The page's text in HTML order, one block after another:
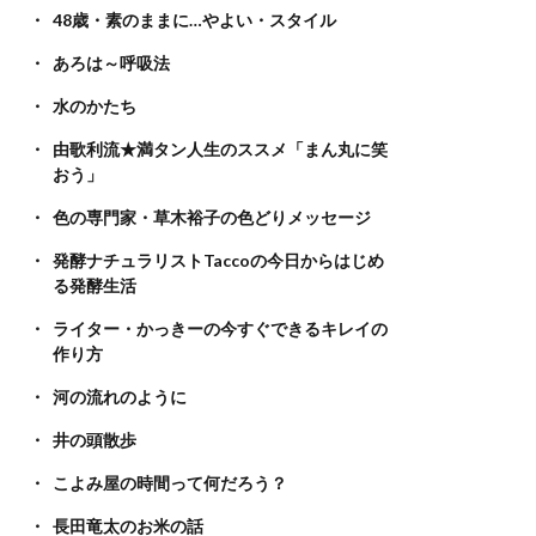
48歳・素のままに…やよい・スタイル
あろは～呼吸法
水のかたち
由歌利流★満タン人生のススメ「まん丸に笑
おう」
色の専門家・草木裕子の色どりメッセージ
発酵ナチュラリストTaccoの今日からはじめ
る発酵生活
ライター・かっきーの今すぐできるキレイの
作り方
河の流れのように
井の頭散歩
こよみ屋の時間って何だろう？
長田竜太のお米の話